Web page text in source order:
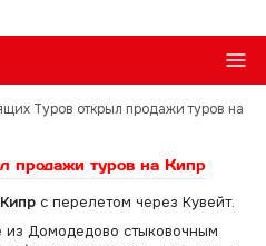
Туров открыл продажи туров на
продажи туров на Кипр
Кипрс перелетом через Кувейт.
из Домодедово стыковочным